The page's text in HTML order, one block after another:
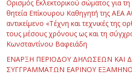
Ορισμός Εκλεκτορικού σώματος για
θητεία Επίκουρου Καθηγητή της ΑΕΑ
αντικείμενο «Τέχνη και τεχνικές της
τους μέσους χρόνους ως και τη
Κωνσταντίνου Βαφειάδη
ΕΝΑΡΞΗ ΠΕΡΙΟΔΟΥ ΔΗΛΩΣΕΩΝ ΚΑΙ
ΣΥΓΓΡΑΜΜΑΤΩΝ ΕΑΡΙΝΟΥ